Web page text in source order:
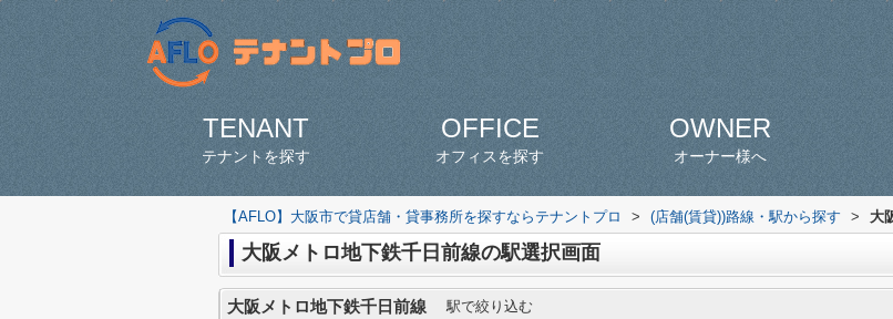
TENANT
テナントを探す
OFFICE
オフィスを探す
OWNER
オーナー様へ
【AFLO】大阪市で貸店舗・貸事務所を探すならテナントプロ > (店舗(賃貸))路線・駅から探す > 大
大阪メトロ地下鉄千日前線の駅選択画面
大阪メトロ地下鉄千日前線 駅で絞り込む